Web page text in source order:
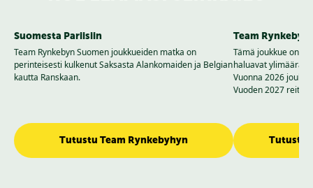
Suomesta Pariisiin
Team Rynkebyn Suomen joukkueiden matka on
perinteisesti kulkenut Saksasta Alankomaiden ja Belgian
kautta Ranskaan.
Tutustu Team Rynkebyhyn
Team Rynkeby
Tämä joukkue on
haluavat
Vuonna 2026
Vuoden 2027
Tutustu